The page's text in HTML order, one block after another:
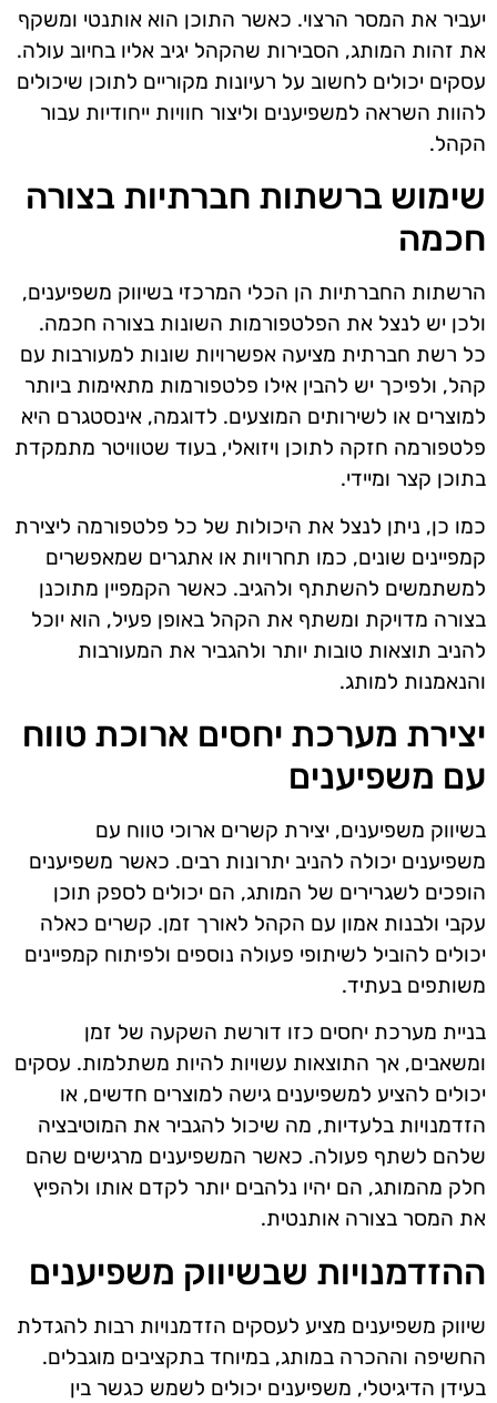
יעביר את המסר הרצוי. כאשר התוכן הוא אותנטי ומשקף
את זהות המותג, הסבירות שהקהל יגיב אליו בחיוב עולה.
עסקים יכולים לחשוב על רעיונות מקוריים לתוכן שיכולים
להוות השראה למשפיענים וליצור חוויות ייחודיות עבור
הקהל.
שימוש ברשתות חברתיות בצורה
חכמה
הרשתות החברתיות הן הכלי המרכזי בשיווק משפיענים,
ולכן יש לנצל את הפלטפורמות השונות בצורה חכמה.
כל רשת חברתית מציעה אפשרויות שונות למעורבות עם
קהל, ולפיכך יש להבין אילו פלטפורמות מתאימות ביותר
למוצרים או לשירותים המוצעים. לדוגמה, אינסטגרם היא
פלטפורמה חזקה לתוכן ויזואלי, בעוד שטוויטר מתמקדת
בתוכן קצר ומיידי.
כמו כן, ניתן לנצל את היכולות של כל פלטפורמה ליצירת
קמפיינים שונים, כמו תחרויות או אתגרים שמאפשרים
למשתמשים להשתתף ולהגיב. כאשר הקמפיין מתוכנן
בצורה מדויקת ומשתף את הקהל באופן פעיל, הוא יוכל
להניב תוצאות טובות יותר ולהגביר את המעורבות
והנאמנות למותג.
יצירת מערכת יחסים ארוכת טווח
עם משפיענים
בשיווק משפיענים, יצירת קשרים ארוכי טווח עם
משפיענים יכולה להניב יתרונות רבים. כאשר משפיענים
הופכים לשגרירים של המותג, הם יכולים לספק תוכן
עקבי ולבנות אמון עם הקהל לאורך זמן. קשרים כאלה
יכולים להוביל לשיתופי פעולה נוספים ולפיתוח קמפיינים
משותפים בעתיד.
בניית מערכת יחסים כזו דורשת השקעה של זמן
ומשאבים, אך התוצאות עשויות להיות משתלמות. עסקים
יכולים להציע למשפיענים גישה למוצרים חדשים, או
הזדמנויות בלעדיות, מה שיכול להגביר את המוטיבציה
שלהם לשתף פעולה. כאשר המשפיענים מרגישים שהם
חלק מהמותג, הם יהיו נלהבים יותר לקדם אותו ולהפיץ
את המסר בצורה אותנטית.
ההזדמנויות שבשיווק משפיענים
שיווק משפיענים מציע לעסקים הזדמנויות רבות להגדלת
החשיפה וההכרה במותג, במיוחד בתקציבים מוגבלים.
בעידן הדיגיטלי, משפיענים יכולים לשמש כגשר בין